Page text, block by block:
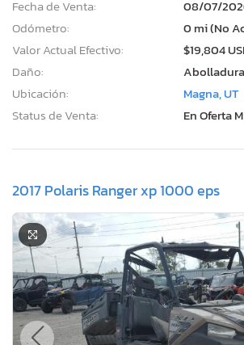
Fecha de Venta:
08/07/
Odómetro:
0 mi (No
Valor Actual Efectivo:
$19,804
Daño:
Ubicación:
Magna, UT
Status de Venta:
En Oferta
2017 Polaris Ranger xp 1000 eps